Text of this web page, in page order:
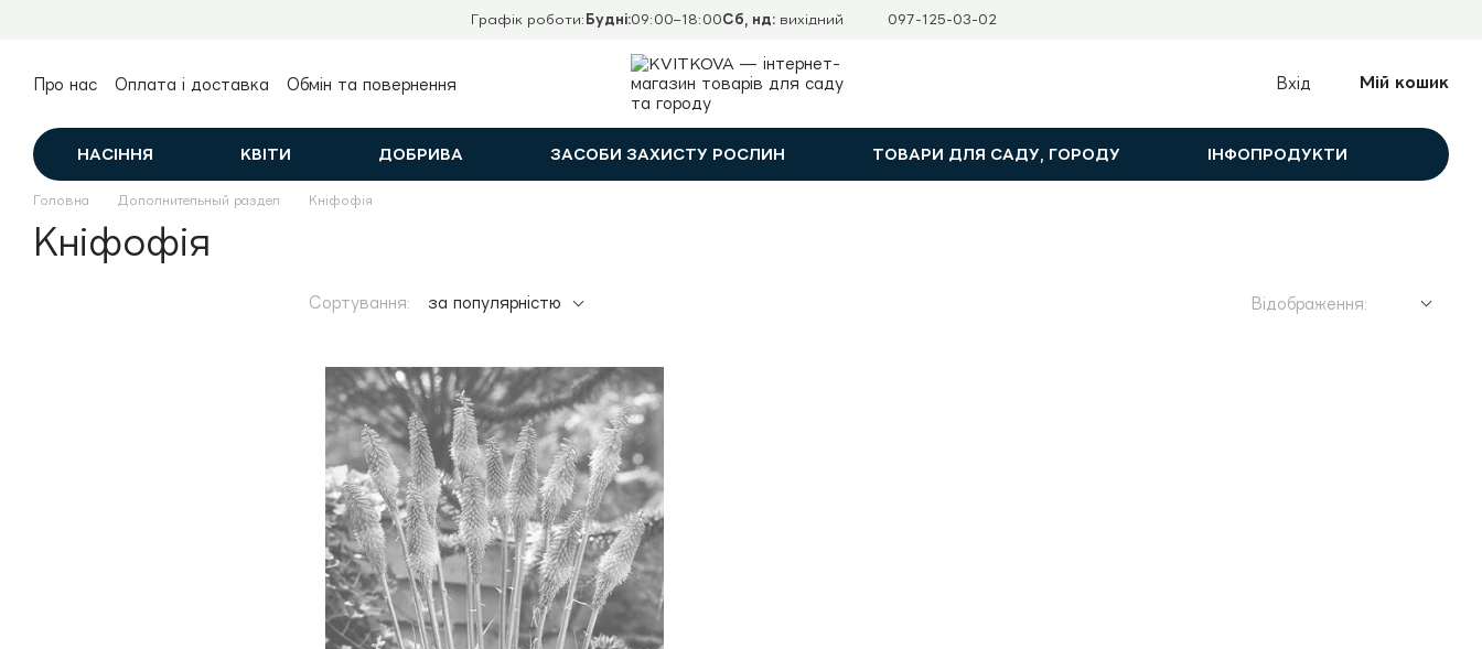
Графік роботи: Будні:09:00–18:00Сб, нд:вихідний 097-125-03-02
Про нас Оплата і доставка
Обмін та повернення
Вхід Мій кошик
НАСІННЯ КВІТИ ДОБРИВА ЗАСОБИ ЗАХИСТУ РОСЛИН ТОВАРИ ДЛЯ САДУ, ГОРОДУ ІНФОПРОДУКТИ
Головна Дополнительный раздел Кніфофія
Кніфофія
Сортування: за популярністю Відображення: